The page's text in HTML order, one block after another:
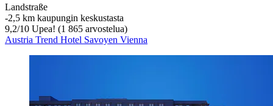
Landstraße
‐2,5 km kaupungin keskustasta
9,2/10 Upea! (1 865 arvostelua)
Austria Trend Hotel Savoyen Vienna